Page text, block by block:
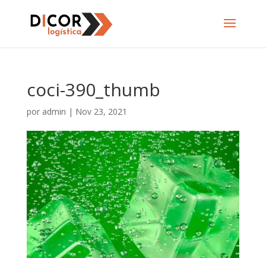
coci-390_thumb
por admin | Nov 23, 2021